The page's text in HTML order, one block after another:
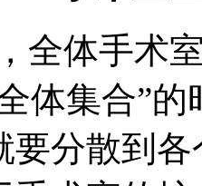
全体手术
体集合”
要分散到